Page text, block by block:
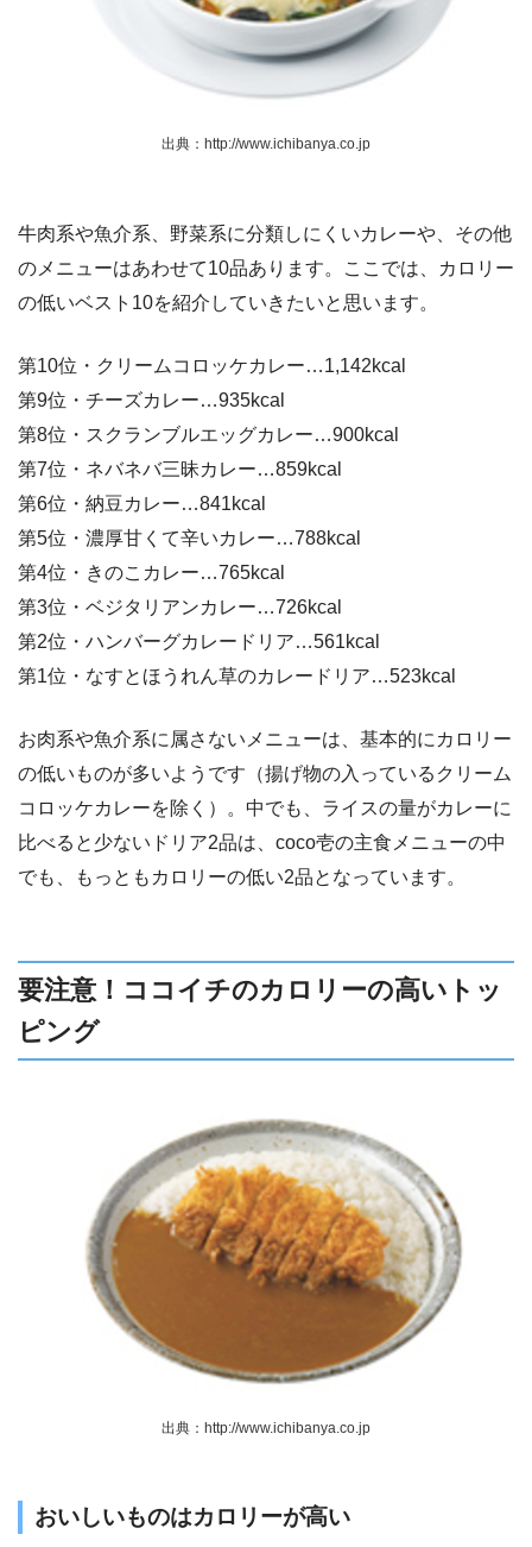
出典：http://www.ichibanya.co.jp
牛肉系や魚介系、野菜系に分類しにくいカレーや、その他
のメニューはあわせて10品あります。ここでは、カロリー
の低いベスト10を紹介していきたいと思います。
第10位・クリームコロッケカレー…1,142kcal
第9位・チーズカレー…935kcal
第8位・スクランブルエッグカレー…900kcal
第7位・ネバネバ三昧カレー…859kcal
第6位・納豆カレー…841kcal
第5位・濃厚甘くて辛いカレー…788kcal
第4位・きのこカレー…765kcal
第3位・ベジタリアンカレー…726kcal
第2位・ハンバーグカレードリア…561kcal
第1位・なすとほうれん草のカレードリア…523kcal
お肉系や魚介系に属さないメニューは、基本的にカロリー
の低いものが多いようです（揚げ物の入っているクリーム
コロッケカレーを除く）。中でも、ライスの量がカレーに
比べると少ないドリア2品は、coco壱の主食メニューの中
でも、もっともカロリーの低い2品となっています。
要注意！ココイチのカロリーの高いトッ
ピング
出典：http://www.ichibanya.co.jp
おいしいものはカロリーが高い